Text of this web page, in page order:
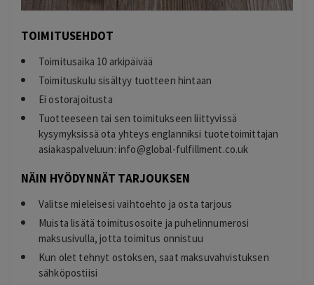
TOIMITUSEHDOT
Toimitusaika 10 arkipäivää
Toimituskulu sisältyy tuotteen hintaan
Ei ostorajoitusta
Tuotteeseen tai sen toimitukseen liittyvissä
kysymyksissä ota yhteys englanniksi tuotetoimittajan
asiakaspalveluun: info@global-fulfillment.co.uk
NÄIN HYÖDYNNÄT TARJOUKSEN
Valitse mieleisesi vaihtoehto ja osta tarjous
Muista lisätä toimitusosoite ja puhelinnumerosi
maksusivulla, jotta toimitus onnistuu
Kun olet tehnyt ostoksen, saat maksuvahvistuksen
sähköpostiisi